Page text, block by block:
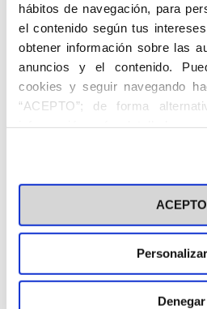
hábitos de navegación, para
el contenido según tus
obtener información sobre las
anuncios y el contenido.
cookies y seguir navegando
“ACEPTO”; de forma
información más detallada y
en el botón "Personalizar". Para
visitar nuestra Política de Cookies
ACEPTO
Personalizar
Denegar
Cedinfor
Centros
Alicante
Barcelona
Bilbao